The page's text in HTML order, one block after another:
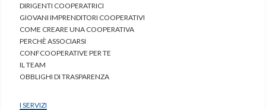
DIRIGENTI COOPERATRICI
GIOVANI IMPRENDITORI COOPERATIVI
COME CREARE UNA COOPERATIVA
PERCHÈ ASSOCIARSI
CONFCOOPERATIVE PER TE
IL TEAM
OBBLIGHI DI TRASPARENZA
I SERVIZI